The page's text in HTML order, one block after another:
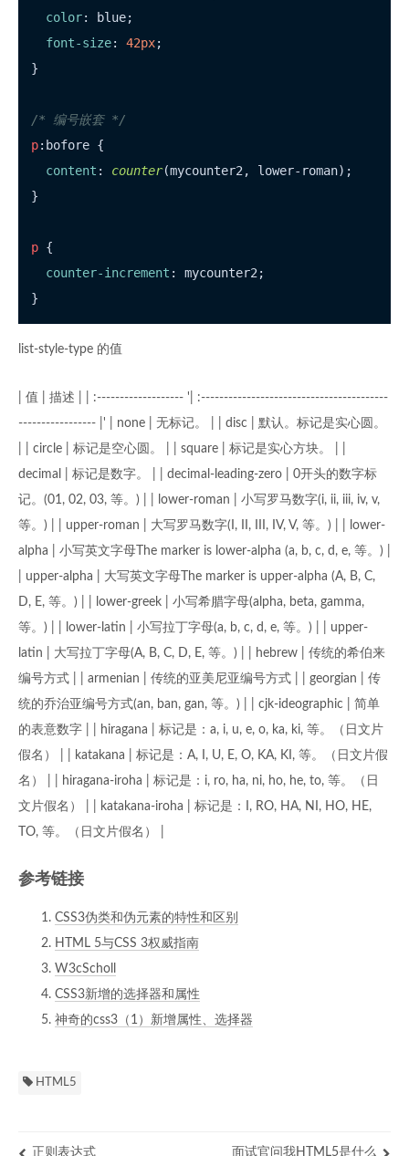
color: blue;
font-size: 42px;
}
/* 编号嵌套 */
p:bofore {
content : counter(mycounter2, lower-roman);
}
p {
counter-increment : mycounter2;
list-style-type 的值
| 值 | 描述 | | :------------------- '| :-----------------------------------------
----------------- |' | none | 无标记。 | | disc | 默认。标记是实心圆。
| | circle | 标记是空心圆。 | | square | 标记是实心方块。 | |
decimal | 标记是数字。 | | decimal-leading-zero | 0开头的数字标
记。(01, 02, 03, 等。) | | lower-roman | 小写罗马数字(i, ii, iii, iv, v,
等。) | | upper-roman | 大写罗马数字(I, II, III, IV, V, 等。) | | lower-
alpha | 小写英文字母The marker is lower-alpha (a, b, c, d, e, 等。) |
| upper-alpha | 大写英文字母The marker is upper-alpha (A, B, C,
D, E, 等。) | | lower-greek | 小写希腊字母(alpha, beta, gamma,
等。) | | lower-latin | 小写拉丁字母(a, b, c, d, e, 等。) | | upper-
latin | 大写拉丁字母(A, B, C, D, E, 等。) | | hebrew | 传统的希伯来
编号方式 | | armenian | 传统的亚美尼亚编号方式 | | georgian | 传
统的乔治亚编号方式(an, ban, gan, 等。) | | cjk-ideographic | 简单
的表意数字 | | hiragana | 标记是：a, i, u, e, o, ka, ki, 等。（日文片
假名） | | katakana | 标记是：A, I, U, E, O, KA, KI, 等。（日文片假
名） | | hiragana-iroha | 标记是：i, ro, ha, ni, ho, he, to, 等。（日
文片假名） | | katakana-iroha | 标记是：I, RO, HA, NI, HO, HE,
TO, 等。（日文片假名） |
参考链接
CSS3伪类和伪元素的特性和区别
HTML 5与CSS 3权威指南
W3cScholl
CSS3新增的选择器和属性
神奇的css3（1）新增属性、选择器
HTML5
正则表达式 面试官问我HTML5是什么